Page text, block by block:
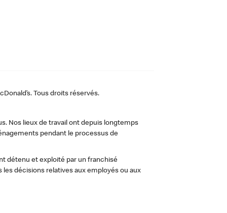
Tous droits réservés.
Nos lieux de travail ont depuis longtemps
pendant le processus de
détenu et exploité par un franchisé
décisions relatives aux employés ou aux